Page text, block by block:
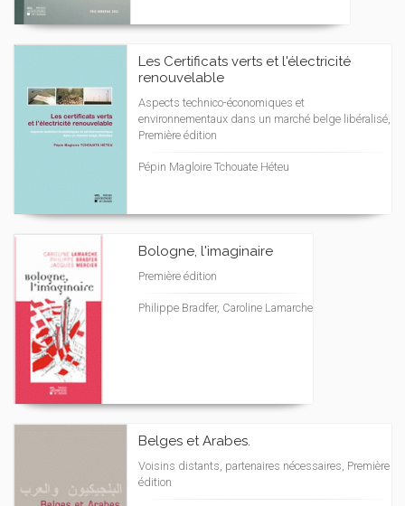
Les Certificats verts et l'électricité
renouvelable
Aspects technico-économiques et
environnementaux dans un marché belge libéralisé,
Première édition
Pépin Magloire Tchouate Héteu
Bologne, l'imaginaire
Première édition
Philippe Bradfer, Caroline Lamarche
Belges et Arabes.
Voisins distants, partenaires nécessaires, Première
édition